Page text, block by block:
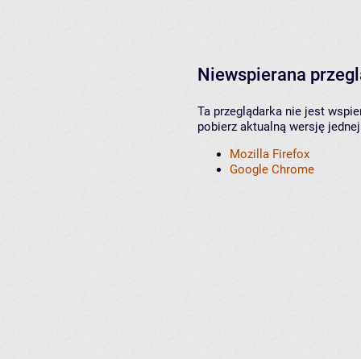
Niewspierana
Ta przeglądarka nie jest
pobierz aktualną wersję
Mozilla Firefox
Google Chrome